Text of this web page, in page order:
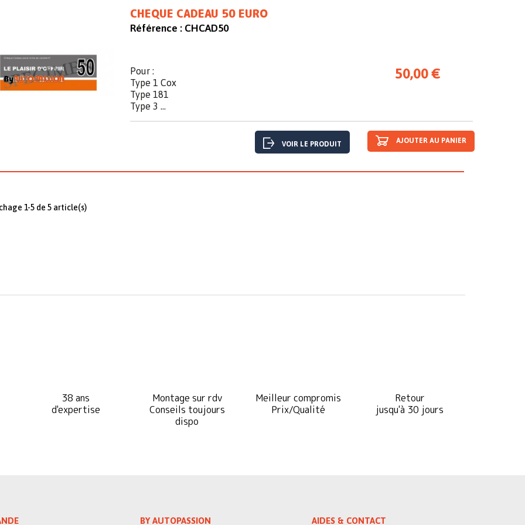
CHEQUE CADEAU 50 EURO
Référence : CHCAD50
Pour :
Type 1 Cox
Type 181
Type 3 ...
50,00 €
VOIR LE PRODUIT AJOUTER AU PANIER
1-5 de 5 article(s)
38 ans
d'expertise
Montage sur rdv
Conseils toujours
dispo
Meilleur compromis
Prix/Qualité
Retour
jusqu'à 30 jours
BY AUTOPASSION AIDES & CONTACT